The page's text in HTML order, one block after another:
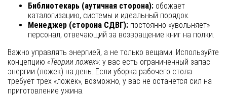
Библиотекарь (аутичная сторона): обожает
каталогизацию, системы и идеальный порядок.
Менеджер (сторона СДВГ): постоянно «увольняет»
персонал, отвечающий за возвращение книг на полки.
Важно управлять энергией, а не только вещами. Используйте
концепцию «Теории ложек»: у вас есть ограниченный запас
энергии (ложек) на день. Если уборка рабочего стола
требует трех «ложек», возможно, у вас не останется сил на
приготовление ужина.